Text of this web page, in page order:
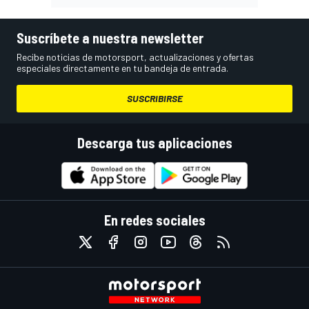
Suscríbete a nuestra newsletter
Recibe noticias de motorsport, actualizaciones y ofertas
especiales directamente en tu bandeja de entrada.
SUSCRIBIRSE
Descarga tus aplicaciones
En redes sociales